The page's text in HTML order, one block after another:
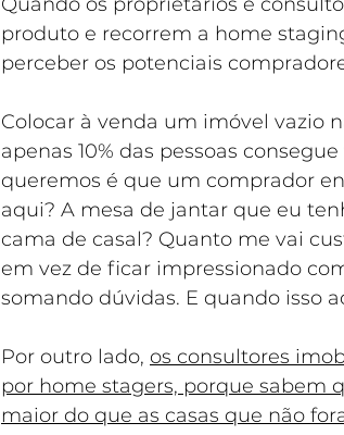
produto e recorrem a home
perceber os potenciais
Colocar à venda um imóvel vazio
apenas 10% das pessoas
queremos é que um comprador
aqui? A mesa de jantar que eu
cama de casal? Quanto me vai
em vez de ficar impressionado
somando dúvidas. E quando isso
Por outro lado, os consultores
por home stagers, porque sabem
maior do que as casas que não